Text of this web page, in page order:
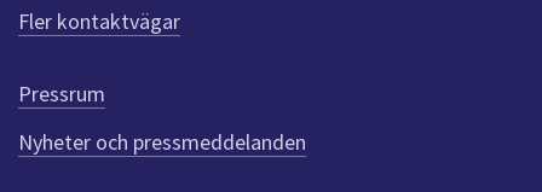
ö
r
e
n
n
a
Fler kontaktvägar
Pressrum
Nyheter och pressmeddelanden